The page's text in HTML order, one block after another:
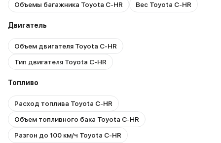
Объемы багажника Toyota C-HR
Вес Toyota C-HR
Двигатель
Объем двигателя Toyota C-HR
Тип двигателя Toyota C-HR
Топливо
Расход топлива Toyota C-HR
Объем топливного бака Toyota C-HR
Разгон до 100 км/ч Toyota C-HR